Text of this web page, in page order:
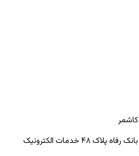
کاشمر
خیابان امام خمینی روبروی بانک رفاه پلاک ۴۸ خدمات الکترونیک